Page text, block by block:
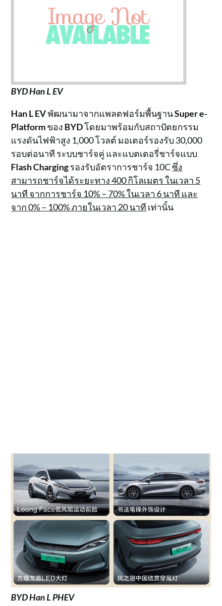
BYD Han L EV
Han L EVพัฒนามาจากแพลตฟอร์มพื้นฐานSuper e-
Platformของ BYDโดยมาพร้อมกับสถาปัตยกรรม
แรงดันไฟฟ้าสูง 1,000 โวลต์ มอเตอร์รองรับ 30,000
รอบต่อนาที ระบบชาร์จคู่ และแบตเตอรี่ชาร์จแบบ
Flash Chargingรองรับอัตราการชาร์จ 10Cซึ่ง
สามารถชาร์จได้ระยะทาง 400 กิโลเมตร ในเวลา 5
นาที จากการชาร์จ 10% – 70% ในเวลา 6 นาที และ
จาก 0% – 100% ภายในเวลา 20 นาที เท่านั้น
BYD Han L PHEV